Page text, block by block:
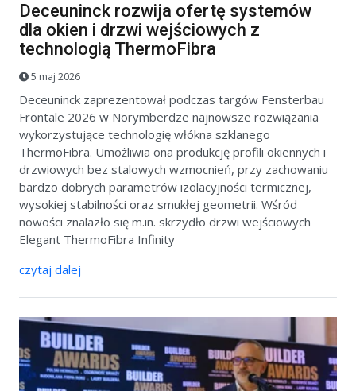
Deceuninck rozwija ofertę systemów
dla okien i drzwi wejściowych z
technologią ThermoFibra
5 maj 2026
Deceuninck zaprezentował podczas targów Fensterbau
Frontale 2026 w Norymberdze najnowsze rozwiązania
wykorzystujące technologię włókna szklanego
ThermoFibra. Umożliwia ona produkcję profili okiennych i
drzwiowych bez stalowych wzmocnień, przy zachowaniu
bardzo dobrych parametrów izolacyjności termicznej,
wysokiej stabilności oraz smukłej geometrii. Wśród
nowości znalazło się m.in. skrzydło drzwi wejściowych
Elegant ThermoFibra Infinity
czytaj dalej